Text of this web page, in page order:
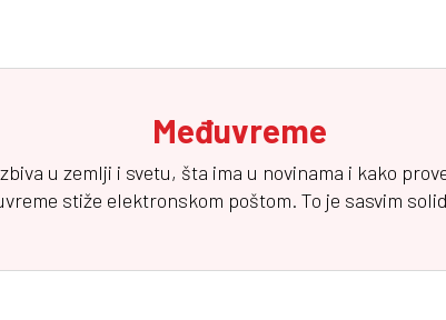
Međuvreme
u zemlji i svetu, šta ima u novinama i kako
stiže elektronskom poštom. To je sasvim